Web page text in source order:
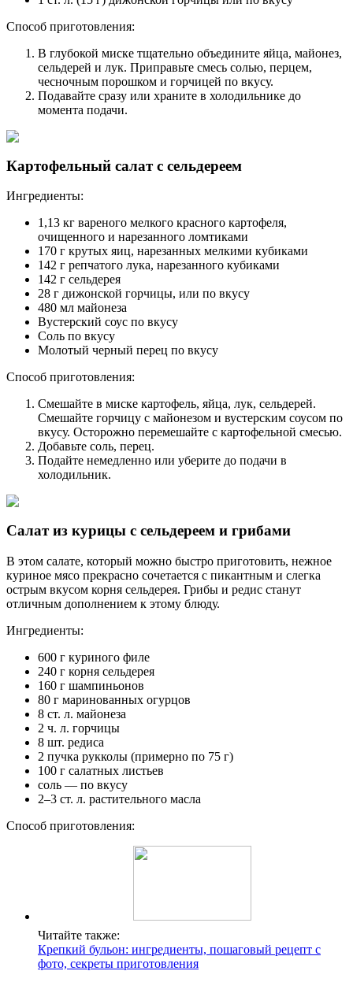
Способ приготовления:
В глубокой миске тщательно объедините яйца, майонез,
сельдерей и лук. Приправьте смесь солью, перцем,
чесночным порошком и горчицей по вкусу.
Подавайте сразу или храните в холодильнике до
момента подачи.
Картофельный салат с сельдереем
Ингредиенты:
1,13 кг вареного мелкого красного картофеля,
очищенного и нарезанного ломтиками
170 г крутых яиц, нарезанных мелкими кубиками
142 г репчатого лука, нарезанного кубиками
142 г сельдерея
28 г дижонской горчицы, или по вкусу
480 мл майонеза
Вустерский соус по вкусу
Соль по вкусу
Молотый черный перец по вкусу
Способ приготовления:
Смешайте в миске картофель, яйца, лук, сельдерей.
Смешайте горчицу с майонезом и вустерским соусом по
вкусу. Осторожно перемешайте с картофельной смесью.
Добавьте соль, перец.
Подайте немедленно или уберите до подачи в
холодильник.
Салат из курицы с сельдереем и грибами
В этом салате, который можно быстро приготовить, нежное
куриное мясо прекрасно сочетается с пикантным и слегка
острым вкусом корня сельдерея. Грибы и редис станут
отличным дополнением к этому блюду.
Ингредиенты:
600 г куриного филе
240 г корня сельдерея
160 г шампиньонов
80 г маринованных огурцов
8 ст. л. майонеза
2 ч. л. горчицы
8 шт. редиса
2 пучка рукколы (примерно по 75 г)
100 г салатных листьев
соль — по вкусу
2–3 ст. л. растительного масла
Способ приготовления:
Читайте также:
Крепкий бульон: ингредиенты, пошаговый рецепт с
фото, секреты приготовления